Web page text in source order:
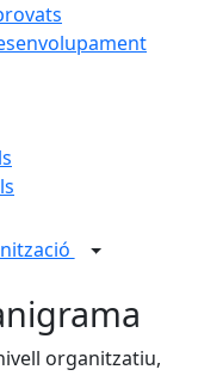
organitzatiu,